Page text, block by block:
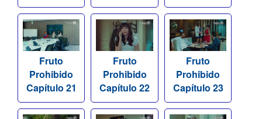
Fruto
Prohibido
Capítulo 21
Fruto
Prohibido
Capítulo 22
Fruto
Prohibido
Capítulo 23